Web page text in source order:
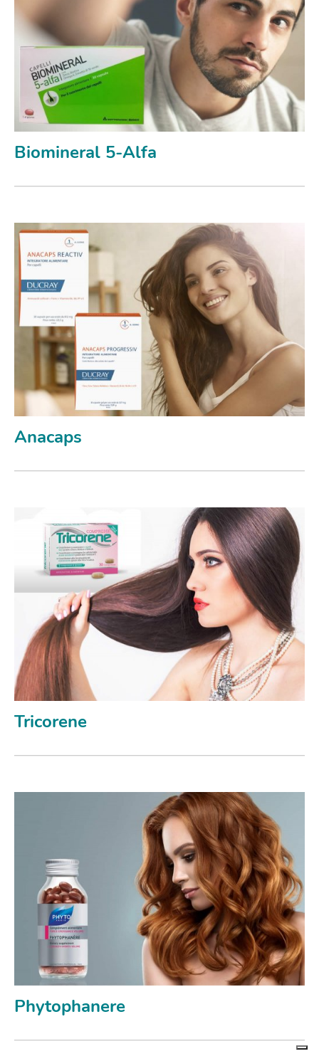
Biomineral 5-Alfa
Anacaps
Tricorene
Phytophanere